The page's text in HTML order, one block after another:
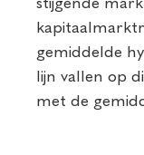
stijgende
gemiddelde
lijn vallen op
met de